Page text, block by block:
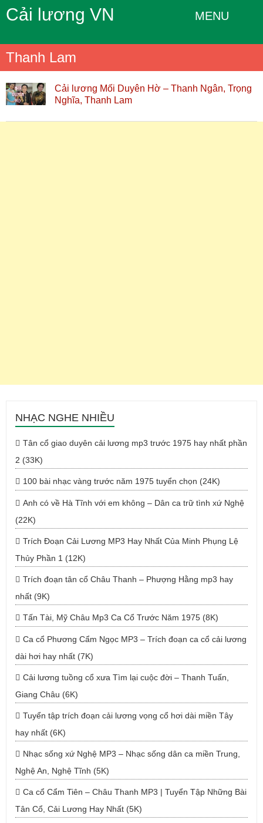
Cải lương VN MENU
Thanh Lam
Cải lương Mối Duyên Hờ – Thanh Ngân, Trọng
Nghĩa, Thanh Lam
NHẠC NGHE NHIỀU
Tân cổ giao duyên cải lương mp3 trước 1975 hay nhất phần
2 (33K)
100 bài nhạc vàng trước năm 1975 tuyển chọn (24K)
Anh có về Hà Tĩnh với em không – Dân ca trữ tình xứ Nghệ
(22K)
Trích Đoạn Cải Lương MP3 Hay Nhất Của Minh Phụng Lệ
Thủy Phần 1 (12K)
Trích đoạn tân cổ Châu Thanh – Phượng Hằng mp3 hay
nhất (9K)
Tấn Tài, Mỹ Châu Mp3 Ca Cổ Trước Năm 1975 (8K)
Ca cổ Phương Cẩm Ngọc MP3 – Trích đoạn ca cổ cải lương
dài hơi hay nhất (7K)
Cải lương tuồng cổ xưa Tìm lại cuộc đời – Thanh Tuấn,
Giang Châu (6K)
Tuyển tập trích đoạn cải lương vọng cổ hơi dài miền Tây
hay nhất (6K)
Nhạc sống xứ Nghệ MP3 – Nhạc sống dân ca miền Trung,
Nghệ An, Nghệ Tĩnh (5K)
Ca cổ Cẩm Tiên – Châu Thanh MP3 | Tuyển Tập Những Bài
Tân Cổ, Cải Lương Hay Nhất (5K)